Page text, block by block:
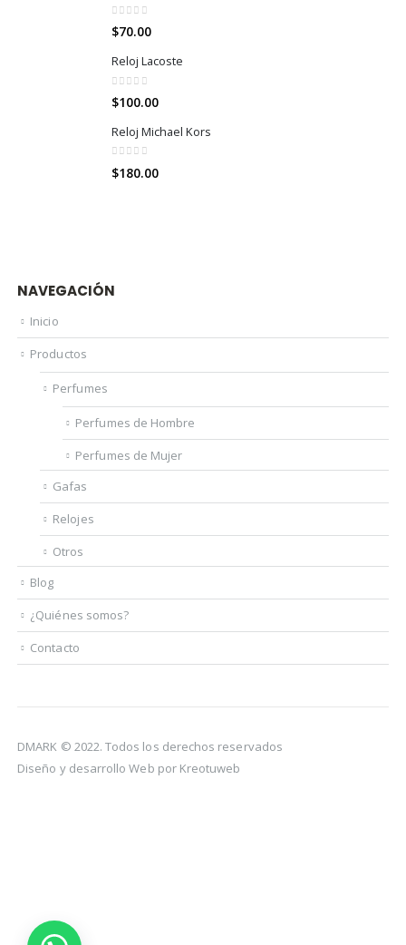
0out of 5
$70.00
Reloj Lacoste
0
$100.00
Reloj Michael Kors
0
$180.00
NAVEGACIÓN
Inicio
Productos
Perfumes
Perfumes de Hombre
Perfumes de Mujer
Gafas
Relojes
Otros
Blog
¿Quiénes somos?
Contacto
DMARK © 2022. Todos los derechos reservados
Diseño y desarrollo Web por Kreotuweb